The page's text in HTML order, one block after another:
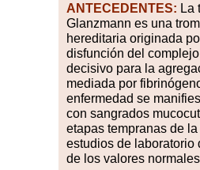
ANTECEDENTES: La
Glanzmann es una
hereditaria originada
disfunción del complejo
decisivo para la
mediada por
enfermedad se
con sangrados
etapas tempranas de
estudios de laboratorio
de los valores